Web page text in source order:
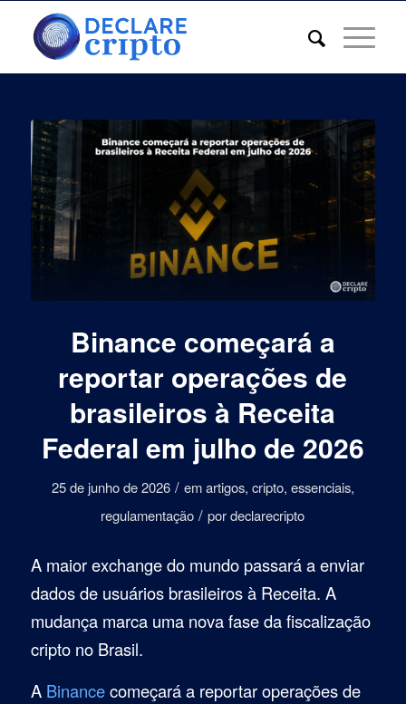
Binance começará a
reportar operações de
brasileiros à Receita
Federal em julho de 2026
25 de junho de 2026 / emartigos, cripto, essenciais,
regulamentação / pordeclarecripto
A maior exchange do mundo passará a enviar
dados de usuários brasileiros à Receita. A
mudança marca uma nova fase da fiscalização
cripto no Brasil.
A Binancecomeçará a reportar operações de